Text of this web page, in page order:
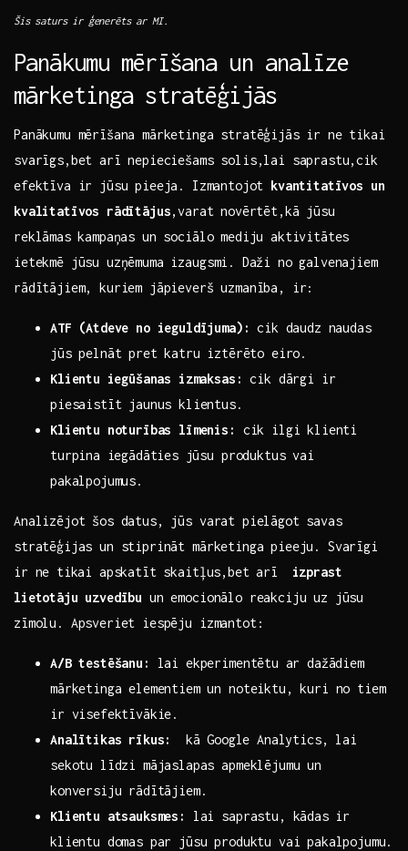
Šis saturs‌ ir ģenerēts ar MI.
Panākumu ​mērīšana un analīze
mārketinga stratēģijās
Panākumu mērīšana ​mārketinga stratēģijās ir ne ⁤tikai⁣
svarīgs,bet arī ‌nepieciešams solis,lai saprastu,cik
efektīva ir jūsu pieeja. ⁤Izmantojot kvantitatīvos un
kvalitatīvos rādītājus,varat⁤ novērtēt,kā jūsu
‌reklāmas ⁣kampaņas un sociālo mediju aktivitātes
ietekmē jūsu uzņēmuma izaugsmi. ⁢Daži no​ galvenajiem ​
rādītājiem, kuriem jāpieverš uzmanība, ir:
ATF (Atdeve no ieguldījuma): cik ⁢daudz naudas
jūs pelnāt pret⁣ katru iztērēto eiro.
Klientu⁢ iegūšanas​ izmaksas: cik dārgi ir
piesaistīt jaunus klientus.
Klientu noturības līmenis:
cik ​ilgi ‌klienti
turpina⁣ iegādāties ⁤jūsu produktus vai
pakalpojumus.
Analizējot šos datus, jūs ‍varat pielāgot savas
stratēģijas un stiprināt mārketinga pieeju. Svarīgi
ir​ ne⁢ tikai apskatīt skaitļus,bet arī ‌ izprast
lietotāju uzvedību un emocionālo ​reakciju uz jūsu
zīmolu. Apsveriet iespēju izmantot:
A/B testēšanu:
lai ekperimentētu ⁢ar‍ dažādiem
mārketinga elementiem​ un noteiktu, kuri no tiem
ir visefektīvākie.
Analītikas rīkus:
⁣ kā ⁤Google Analytics, lai
sekotu līdzi mājaslapas apmeklējumu un
konversiju rādītājiem.
Klientu atsauksmes:
​lai saprastu, ‌kādas ⁤ir
klientu domas par jūsu​ produktu‍ vai​ pakalpojumu.